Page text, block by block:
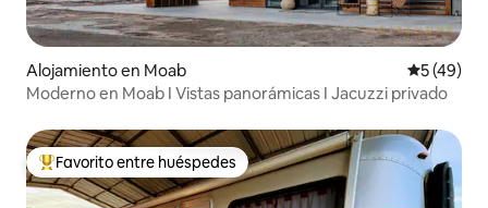
Alojamiento en Moab
5 (49)
Moderno en Moab I Vistas panorámicas I Jacuzzi privado
Favorito entre huéspedes preferido
Favorito entre huéspedes